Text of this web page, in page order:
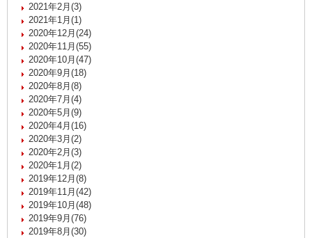
2021年2月(3)
2021年1月(1)
2020年12月(24)
2020年11月(55)
2020年10月(47)
2020年9月(18)
2020年8月(8)
2020年7月(4)
2020年5月(9)
2020年4月(16)
2020年3月(2)
2020年2月(3)
2020年1月(2)
2019年12月(8)
2019年11月(42)
2019年10月(48)
2019年9月(76)
2019年8月(30)